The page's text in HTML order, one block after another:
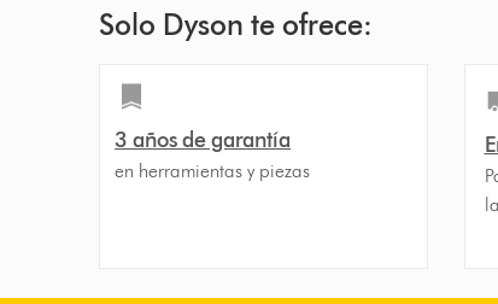
Solo Dyson te ofrece:
3 años de garantía
en herramientas y piezas